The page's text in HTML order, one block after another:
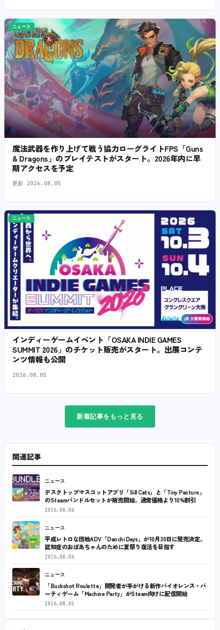
ニュース
魔法武器を作り上げて戦う協力ローグライトFPS「Guns
& Dragons」のプレイテストがスタート。2026年内に早
期アクセスを予定
更新 2026.08.05
ニュース
インディーゲームイベント「OSAKA INDIE GAMES
SUMMIT 2026」のチケット販売がスタート。出展コンテ
ンツ情報も公開
2026.08.05
新着記事をもっと見る
関連記事
ニュース
デスクトップマスコットアプリ「Sill Cats」と「Tiny Pasture」
のSteamバンドルセットが販売開始。通常価格より10%割引
2026.08.06
ニュース
平成レトロな団地ADV「Danchi Days」が10月30日に発売決定。
認知症のおばあちゃんのために夏祭り復活を目指す
2026.08.06
ニュース
「Buckshot Roulette」開発者が手がける新作バイオレンス・パ
ーティゲーム「Machine Party」がSteam向けに配信開始
2026.08.05